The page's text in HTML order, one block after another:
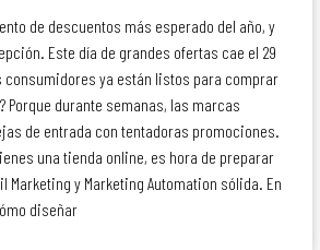
de descuentos más esperado del año, y
Este día de grandes ofertas cae el 29
consumidores ya están listos para comprar
Porque durante semanas, las marcas
de entrada con tentadoras promociones.
una tienda online, es hora de preparar
Marketing y Marketing Automation sólida. En
diseñar